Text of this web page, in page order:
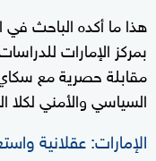
هذا ما أكده الباحث
بمركز الإمارات
مقابلة حصرية مع
السياسي والأمني لكلا
الإمارات: عقلانية